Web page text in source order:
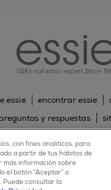
essie encontrar essie
y respuestas
política de privacidad
facebook
twitter
con fines analíticos, para
a partir de tus hábitos de
más información sobre
el botón “Aceptar” o
Puede consultar la